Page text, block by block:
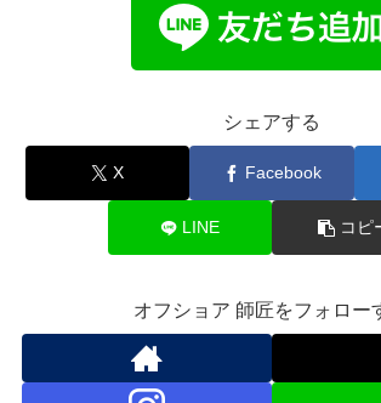
シェアする
X Facebook
LINE コピ
オフショア 師匠をフォロー